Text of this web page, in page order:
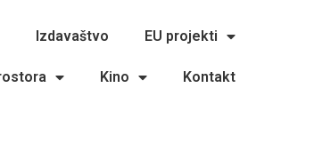
Izdavaštvo EU projekti
Kino Kontakt